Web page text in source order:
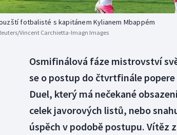
fotbalisté s kapitánem Kylianem Mbappém
Vincent Carchietta-Imagn Images
Osmifinálová fáze mistrovství
se o postup do čtvrtfinále
Duel, který má nečekané
celek javorových listů, nebo
úspěch v podobě postupu. Vítěz